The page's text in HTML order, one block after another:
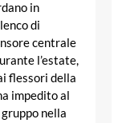
in
di
centrale
l’estate,
flessori della
impedito al
nella